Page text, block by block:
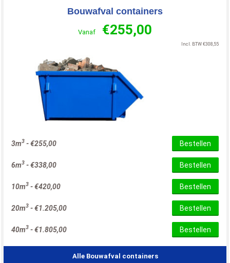
Bouwafval containers
Vanaf €255,00
Incl. BTW €308,55
3m3 -€255,00 Bestellen
6m3 -€338,00 Bestellen
10m3 -€420,00 Bestellen
20m3 -€1.205,00 Bestellen
40m3 -€1.805,00 Bestellen
Alle Bouwafval containers